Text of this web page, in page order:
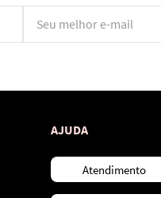
AJUDA
Atendimento